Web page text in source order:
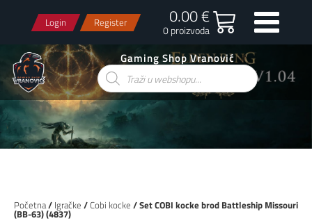
Login Register 0.00 €
0 proizvoda
Gaming Shop Vranović
Products
search
Početna/ Igračke /Cobi kocke / Set COBI kocke brod Battleship Missouri
(BB-63) (4837)